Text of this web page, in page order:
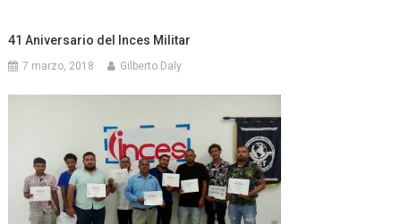
41 Aniversario del Inces Militar
7 marzo, 2018 Gilberto Daly